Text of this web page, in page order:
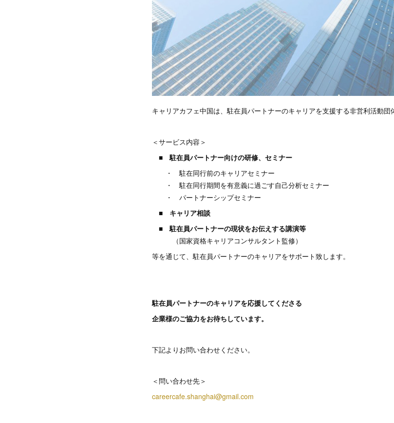
キャリアカフェ中国は、駐在員パートナーのキャリアを支援する非営利活動団
＜サービス内容＞
■ 駐在員パートナー向けの研修、セミナー
・ 駐在同行前のキャリアセミナー
・ 駐在同行期間を有意義に過ごす自己分析セミナー
・ パートナーシップセミナー
■ キャリア相談
■ 駐在員パートナーの現状をお伝えする講演等
（国家資格キャリアコンサルタント監修）
等を通じて、駐在員パートナーのキャリアをサポート致します。
駐在員パートナーのキャリアを応援してくださる
企業様のご協力をお待ちしています。
下記よりお問い合わせください。
＜問い合わせ先＞
careercafe.shanghai@gmail.com